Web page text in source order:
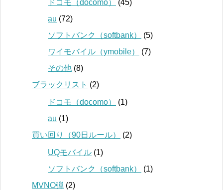
ドコモ（docomo）
(45)
au (72)
ソフトバンク（softbank）
(5)
ワイモバイル（ymobile）
(7)
その他 (8)
ブラックリスト (2)
ドコモ（docomo）
(1)
au (1)
買い回り（90日ルール）
(2)
UQモバイル (1)
ソフトバンク（softbank）
(1)
MVNO弾 (2)